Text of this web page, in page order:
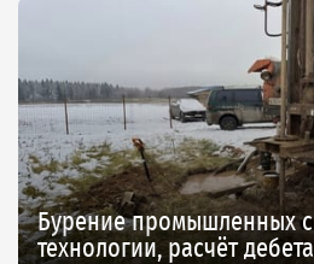
Бурение промышленных
технологии, расчёт дебета